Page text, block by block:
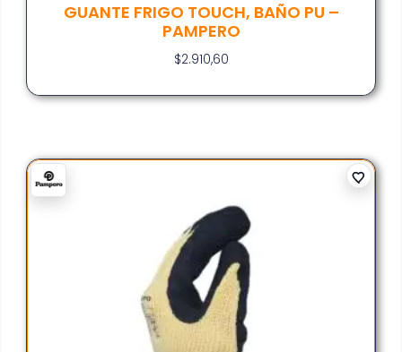
GUANTE FRIGO TOUCH, BAÑO PU –
PAMPERO
$2.910,60